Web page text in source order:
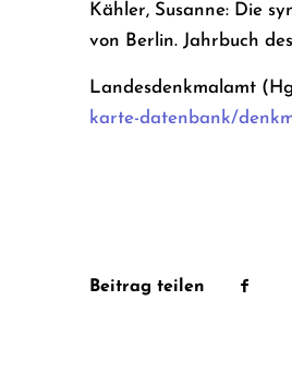
Kähler, Susanne: Die
von Berlin. Jahrbuch
Landesdenkmalamt
karte-datenbank/
Beitrag teilen